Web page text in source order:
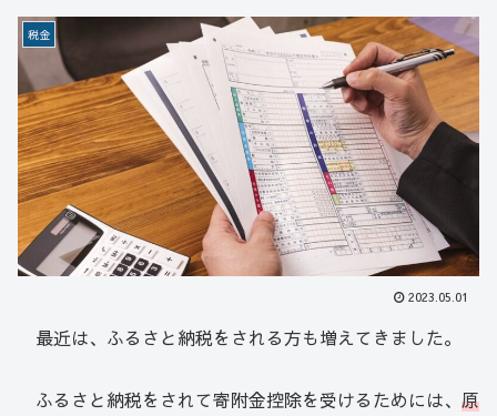
税金
2023.05.01
最近は、ふるさと納税をされる方も増えてきました。
ふるさと納税をされて寄附金控除を受けるためには、 原